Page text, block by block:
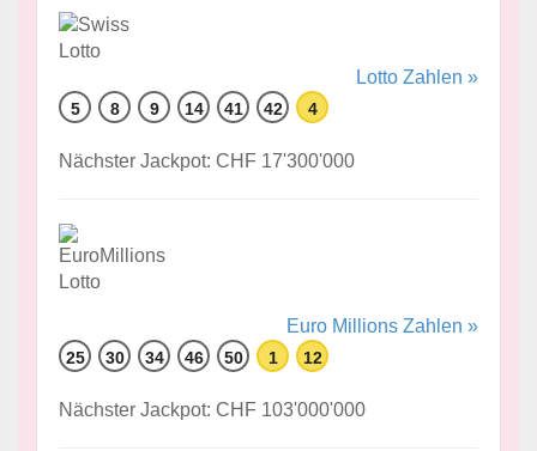
Lotto Zahlen »
5 8 9 14 41 42 4
Nächster Jackpot: CHF 17'300'000
Euro Millions Zahlen »
25 30 34 46 50 1 12
Nächster Jackpot: CHF 103'000'000